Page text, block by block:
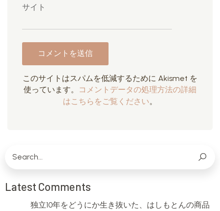
サイト
このサイトはスパムを低減するために Akismet を
使っています。
コメントデータの処理方法の詳細
はこちらをご覧ください。
Latest Comments
独立10年をどうにか生き抜いた、はしもとんの商品